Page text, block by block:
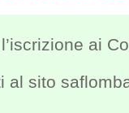
ai
al sito